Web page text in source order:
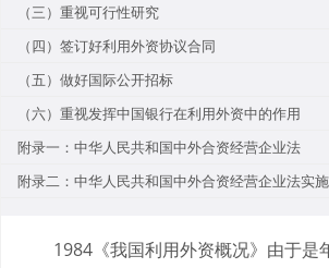
（三）重视可行性研究
（四）签订好利用外资协议合同
（五）做好国际公开招标
（六）重视发挥中国银行在利用外资中的作用
附录一：中华人民共和国中外合资经营企业法
附录二：中华人民共和国中外合资经营企业法实
1984《我国利用外资概况》由于是